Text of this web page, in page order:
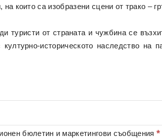
които са изобразени сцени от трако –
туристи от страната и чужбина се
историческото наследство на
бюлетин и маркетингови съобщения *